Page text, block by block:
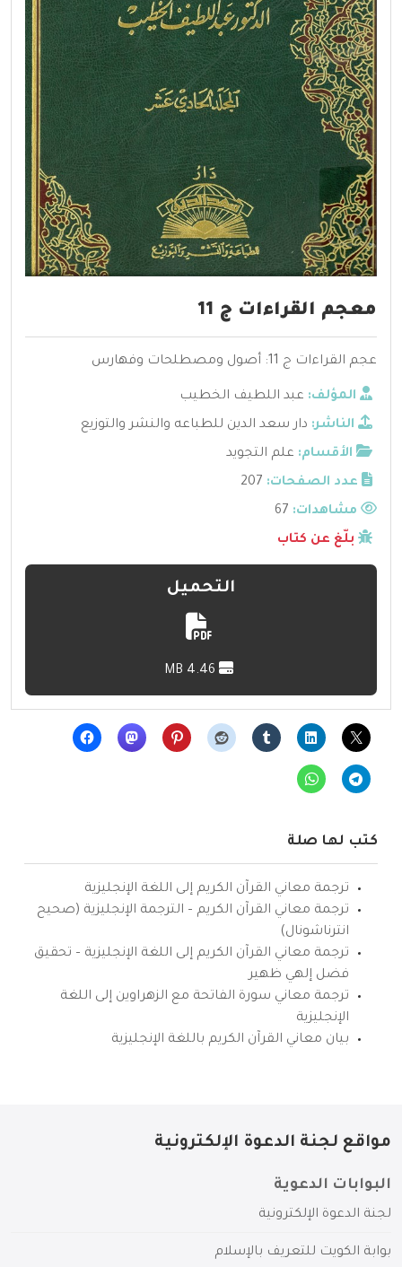
معجم القراءات ج 11
عجم القراءات ج 11: أصول ومصطلحات وفهارس
المؤلف: عبد اللطيف الخطيب
الناشر: دار سعد الدين للطباعه والنشر والتوزيع
الأقسام: علم التجويد
عدد الصفحات: 207
مشاهدات:
بلّغ عن كتاب
التحميل
كتب لها صلة
ترجمة معاني القرآن الكريم إلى اللغة الإنجليزية
ترجمة معاني القرآن الكريم – الترجمة الإنجليزية (صحيح
انترناشونال)
ترجمة معاني القرآن الكريم إلى اللغة الإنجليزية – تحقيق
فضل إلهي ظهير
ترجمة معاني سورة الفاتحة مع الزهراوين إلى اللغة
الإنجليزية
بيان معاني القرآن الكريم باللغة الإنجليزية
مواقع لجنة الدعوة الإلكترونية
البوابات الدعوية
لجنة الدعوة الإلكترونية
بوابة الكويت للتعريف بالإسلام